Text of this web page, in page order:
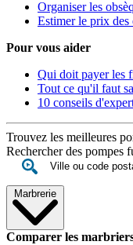
Organiser les
Estimer le prix des
Pour vous aider
Qui doit payer les
Tout ce qu'il faut
10 conseils
Trouvez les meilleures
Rechercher des pompes
Marbrerie
Comparer les